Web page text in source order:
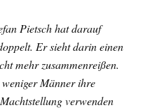
Pietsch hat darauf
Er sieht darin einen
mehr zusammenreißen.
Männer ihre
verwenden